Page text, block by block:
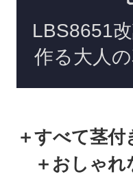
＋すべて茎
＋おしゃれ